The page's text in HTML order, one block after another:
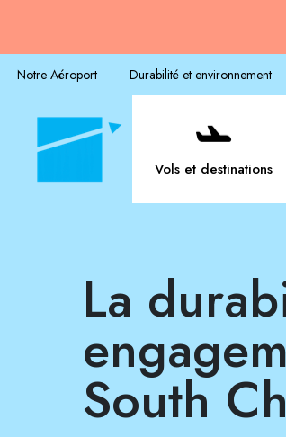
Notre Aéroport Durabilité et environnement
Vols et destinations
La durabilité au coeur des
South